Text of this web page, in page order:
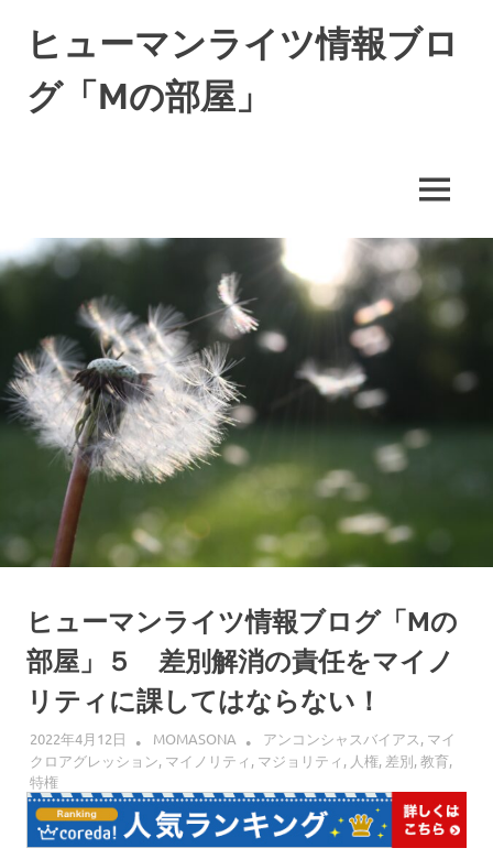
プ
ヒューマンライツ情報ブロ
グ「Mの部屋」
の
「わ
が
尊
重
さ
れ
る
MENU
ヒューマンライツ情報ブログ「Mの
部屋」５ 差別解消の責任をマイノ
リティに課してはならない！
2022年4月12日 MOMASONA アンコンシャスバイアス, マイ
クロアグレッション, マイノリティ , マジョリティ , 人権, 差別,教育,
特権